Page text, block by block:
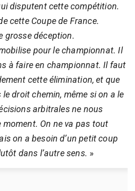
disputent cette compétition.
cette Coupe de France.
grosse déception.
pour le championnat. Il
à faire en championnat. Il faut
cette élimination, et que
le droit chemin, même si on a le
arbitrales ne nous
moment. On ne va pas tout
on a besoin d’un petit coup
dans l’autre sens. »